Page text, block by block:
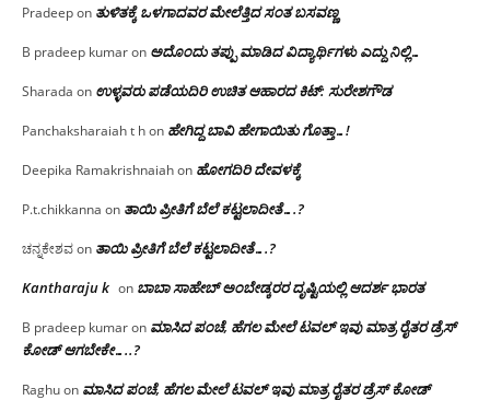
Pradeepon ತುಳಿತಕ್ಕೆ ಒಳಗಾದವರ ಮೇಲೆತ್ತಿದ ಸಂತ ಬಸವಣ್ಣ
B pradeep kumaron ಅದೊಂದು ತಪ್ಪು ಮಾಡಿದ ವಿದ್ಯಾರ್ಥಿಗಳು ಎದ್ದು ನಿಲ್ಲಿ…
Sharada on ಉಳ್ಳವರು ಪಡೆಯದಿರಿ ಉಚಿತ ಆಹಾರದ ಕಿಟ್: ಸುರೇಶಗೌಡ
Panchaksharaiah t hon ಹೇಗಿದ್ದ ಬಾವಿ ಹೇಗಾಯಿತು ಗೊತ್ತಾ…!
Deepika Ramakrishnaiahon ಹೋಗದಿರಿ ದೇವಳಕ್ಕೆ
P.t.chikkanna on ತಾಯಿ ಪ್ರೀತಿಗೆ ಬೆಲೆ ಕಟ್ಟಲಾದೀತೆ….?
ಚನ್ನಕೇಶವon ತಾಯಿ ಪ್ರೀತಿಗೆ ಬೆಲೆ ಕಟ್ಟಲಾದೀತೆ….?
Kantharaju k on ಬಾಬಾ ಸಾಹೇಬ್ ಅಂಬೇಡ್ಕರರ ದೃಷ್ಟಿಯಲ್ಲಿ ಆದರ್ಶ ಭಾರತ
B pradeep kumaron ಮಾಸಿದ ಪಂಚೆ, ಹೆಗಲ ಮೇಲೆ ಟವಲ್‌ ಇವು ಮಾತ್ರ ರೈತರ ಡ್ರೆಸ್‌
ಕೋಡ್ ಆಗಬೇಕೇ…..?‌
Raghuon ಮಾಸಿದ ಪಂಚೆ, ಹೆಗಲ ಮೇಲೆ ಟವಲ್‌ ಇವು ಮಾತ್ರ ರೈತರ ಡ್ರೆಸ್‌ ಕೋಡ್